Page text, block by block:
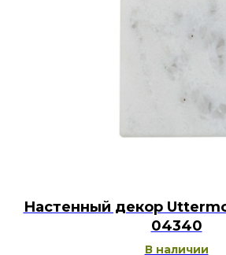
Настенный декор
04340
В наличии